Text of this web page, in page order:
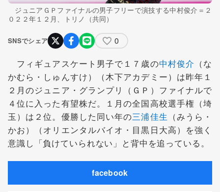
ジュニアＧＰファイナルの男子フリーで演技する中村俊介＝２
０２２年１２月、トリノ（共同）
SNSでシェア 0
フィギュアスケート男子で１７歳の中村俊介 （な
かむら・しゅんすけ）（木下アカデミー）は昨年１
２月のジュニア・グランプリ（ＧＰ）ファイナルで
４位に入った有望株だ。１月の全国高校選手権（埼
玉）は２位。優勝した同い年の三浦佳生 （みうら・
かお）（オリエンタルバイオ・目黒日大高）を強く
意識し「負けていられない」と背中を追っている。
facebook